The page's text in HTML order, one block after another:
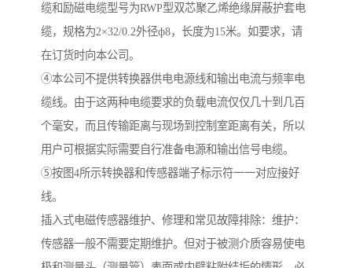
缆和励磁电缆型号为RWP型双芯聚乙烯绝缘屏蔽护套电
缆，规格为2×32/0.2外径ф8，长度为15米。如要求，请
在订货时向本公司。
④本公司不提供转换器供电电源线和输出电流与频率电
缆线。由于这两种电缆要求的负载电流仅仅几十到几百
个毫安，而且传输距离与现场到控制室距离有关，所以
用户可根据实际需要自行准备电源和输出信号电缆。
⑤按图4所示转换器和传感器端子标示符一一对应接好
线。
插入式电磁传感器维护、修理和常见故障排除：维护：
传感器一般不需要定期维护。但对于被测介质容易使电